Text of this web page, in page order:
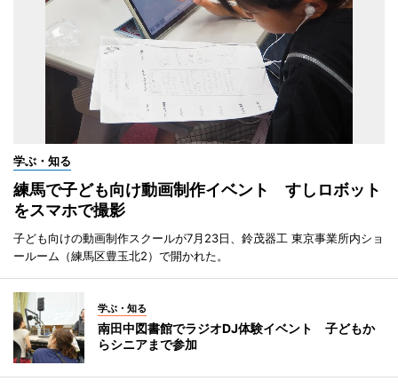
学ぶ・知る
練馬で子ども向け動画制作イベント すしロボット
をスマホで撮影
子ども向けの動画制作スクールが7月23日、鈴茂器工 東京事業所内ショ
ールーム（練馬区豊玉北2）で開かれた。
学ぶ・知る
南田中図書館でラジオDJ体験イベント 子どもか
らシニアまで参加